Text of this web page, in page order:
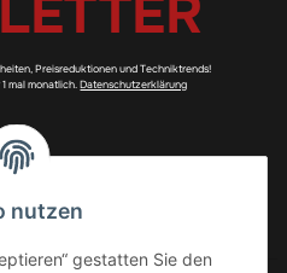
Preisreduktionen und Techniktrends!
mal monatlich.Datenschutzerklärung
nutzen
gestatten Sie den